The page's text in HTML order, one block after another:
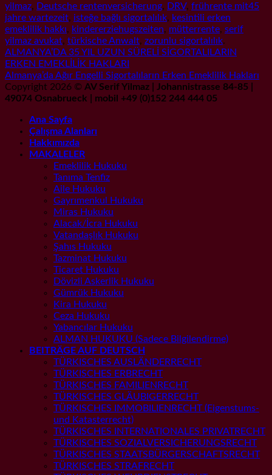
yilmaz, Deutsche rentenversicherung, DRV, frührente mit45
jahre wartezeit, isteğe bağlı sigortalılık, kesintili erken
emeklilik hakkı, kindererziehugszeiten, mütterrente, serif
yilmaz avukat, türkische Anwalt, zorunlu sigortalılık.
ALMANYA’DA 35 YIL UZUN SÜRELİ SİGORTALILARIN
ERKEN EMEKLİLİK HAKLARI
Almanya’da Ağır Engelli Sigortalıların Erken Emeklilik Hakları
Copyright 2026 © AV Serif Yilmaz | Johannistrasse 84-85 |
49074 Osnabrueck | mobil +49 (0)152 244 444 05
Ana Sayfa
Çalışma Alanları
Hakkımızda
MAKALELER
Emeklilik Hukuku
Tanıma Tenfiz
Aile Hukuku
Gayrımenkul Hukuku
Miras Hukuku
Alacak/İcra Hukuku
Vatandaşlık Hukuku
Şahıs Hukuku
Tazminat Hukuku
Ticaret Hukuku
Dövizli Askerlik Hukuku
Gümrük Hukuku
Kira Hukuku
Ceza Hukuku
Yabancılar Hukuku
ALMAN HUKUKU (Sadece Bilgilendirme)
BEITRÄGE AUF DEUTSCH
TÜRKISCHES AUSLÄNDERRECHT
TÜRKISCHES ERBRECHT
TÜRKISCHES FAMILIENRECHT
TÜRKISCHES GLÄUBIGERRECHT
TÜRKISCHES IMMOBILIENRECHT (Eigenstums-
und Katasterrecht)
TÜRKISCHES INTERNATIONALES PRIVATRECHT
TÜRKISCHES SOZIALVERSICHERUNGSRECHT
TÜRKISCHES STAATSBÜRGERSCHAFTSRECHT
TÜRKISCHES STRAFRECHT